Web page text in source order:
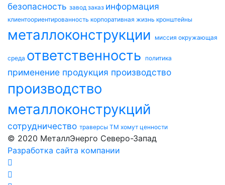
безопасность завод заказ информация
клиентоориентированность корпоративная жизнь кронштейны
металлоконструкции миссия окружающая
среда ответственность политика
применение продукция производство
производство
металлоконструкций
сотрудничество траверсы ТМ хомут ценности
© 2020 МеталлЭнерго Северо-Запад
Разработка сайта компании